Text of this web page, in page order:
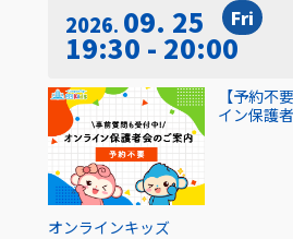
2026 09. 25 Fri
19:30 - 20:00
オンラインキッズ
【予約不
イン保護